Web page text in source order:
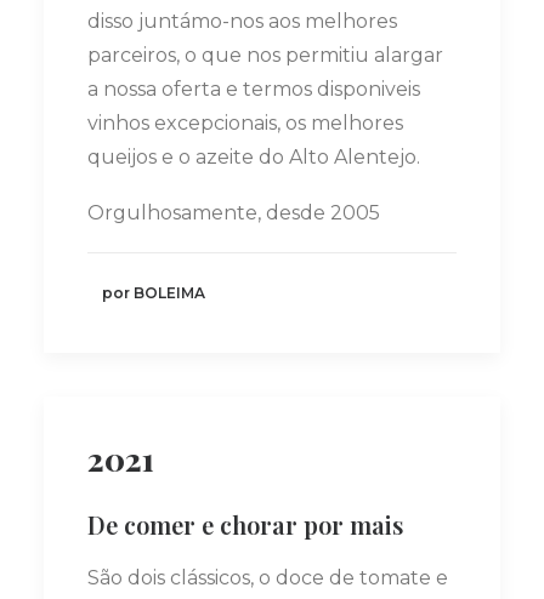
disso juntámo-nos aos melhores
parceiros, o que nos permitiu alargar
a nossa oferta e termos disponiveis
vinhos excepcionais, os melhores
queijos e o azeite do Alto Alentejo.
Orgulhosamente, desde 2005
por BOLEIMA
2021
De comer e chorar por mais
São dois clássicos, o doce de tomate e